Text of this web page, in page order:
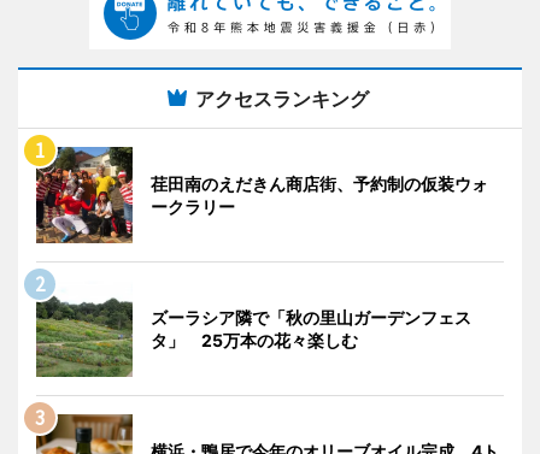
アクセスランキング
荏田南のえだきん商店街、予約制の仮装ウォ
ークラリー
ズーラシア隣で「秋の里山ガーデンフェス
タ」 25万本の花々楽しむ